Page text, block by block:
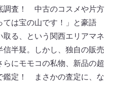
調査！ 中古のコスメや片方
は宝の山です！」と豪語
取る、という関西エリアマネ
半疑。しかし、独自の販売
にモモコの私物、新品の超
鑑定！ まさかの査定に、な